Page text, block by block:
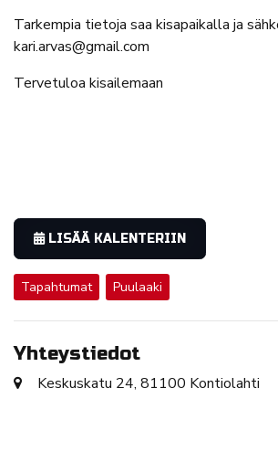
Tarkempia tietoja saa kisapaikalla ja
kari.arvas@gmail.com
Tervetuloa kisailemaan
LISÄÄ KALENTERIIN
Tapahtumat Puulaaki
Yhteystiedot
Keskuskatu 24, 81100 Kontiolahti